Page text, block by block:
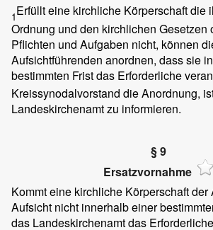
1Erfüllt eine kirchliche Körperschaft die
Ordnung und den kirchlichen Gesetzen
Pflichten und Aufgaben nicht, können
Aufsichtführenden anordnen, dass sie
bestimmten Frist das Erforderliche
Kreissynodalvorstand die Anordnung,
Landeskirchenamt zu informieren.
§ 9
Ersatzvornahme
Kommt eine kirchliche Körperschaft der
Aufsicht nicht innerhalb einer
das Landeskirchenamt das